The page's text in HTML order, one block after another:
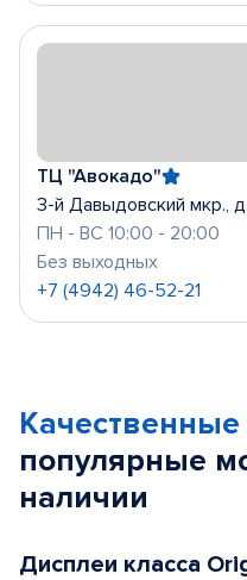
ТЦ "Авокадо"
3-й Давыдовский мкр.,
ПН - ВС 10:00 - 20:00
Без выходных
+7 (4942) 46-52-21
Качественные
популярные
наличии
Дисплеи класса